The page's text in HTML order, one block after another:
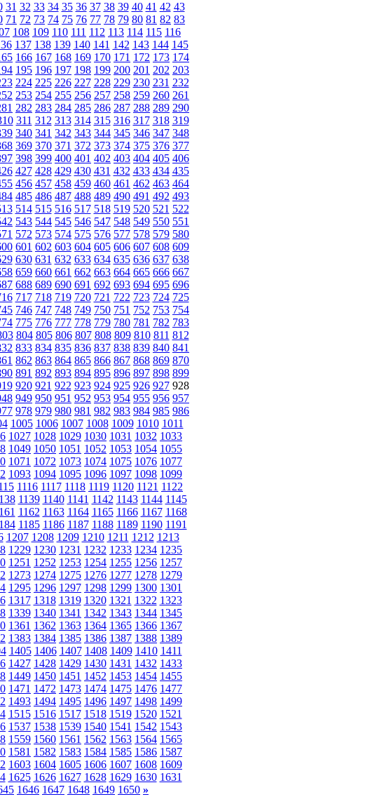
31 32 33 34 35 36 37 38 39 40 41 42 43
71 72 73 74 75 76 77 78 79 80 81 82 83
108 109 110 111 112 113 114 115 116
137 138 139 140 141 142 143 144 145
166 167 168 169 170 171 172 173 174
195 196 197 198 199 200 201 202 203
224 225 226 227 228 229 230 231 232
253 254 255 256 257 258 259 260 261
282 283 284 285 286 287 288 289 290
311 312 313 314 315 316 317 318 319
340 341 342 343 344 345 346 347 348
369 370 371 372 373 374 375 376 377
398 399 400 401 402 403 404 405 406
427 428 429 430 431 432 433 434 435
456 457 458 459 460 461 462 463 464
485 486 487 488 489 490 491 492 493
514 515 516 517 518 519 520 521 522
543 544 545 546 547 548 549 550 551
572 573 574 575 576 577 578 579 580
601 602 603 604 605 606 607 608 609
630 631 632 633 634 635 636 637 638
659 660 661 662 663 664 665 666 667
688 689 690 691 692 693 694 695 696
717 718 719 720 721 722 723 724 725
746 747 748 749 750 751 752 753 754
775 776 777 778 779 780 781 782 783
804 805 806 807 808 809 810 811 812
833 834 835 836 837 838 839 840 841
862 863 864 865 866 867 868 869 870
891 892 893 894 895 896 897 898 899
920 921 922 923 924 925 926 927928
949 950 951 952 953 954 955 956 957
978 979 980 981 982 983 984 985 986
1005 1006 1007 1008 1009 1010 1011
1027 1028 1029 1030 1031 1032 1033
1049 1050 1051 1052 1053 1054 1055
1071 1072 1073 1074 1075 1076 1077
1093 1094 1095 1096 1097 1098 1099
1116 1117 1118 1119 1120 1121 1122
1139 1140 1141 1142 1143 1144 1145
1162 1163 1164 1165 1166 1167 1168
1185 1186 1187 1188 1189 1190 1191
1207 1208 1209 1210 1211 1212 1213
1229 1230 1231 1232 1233 1234 1235
1251 1252 1253 1254 1255 1256 1257
1273 1274 1275 1276 1277 1278 1279
1295 1296 1297 1298 1299 1300 1301
1317 1318 1319 1320 1321 1322 1323
1339 1340 1341 1342 1343 1344 1345
1361 1362 1363 1364 1365 1366 1367
1383 1384 1385 1386 1387 1388 1389
1405 1406 1407 1408 1409 1410 1411
1427 1428 1429 1430 1431 1432 1433
1449 1450 1451 1452 1453 1454 1455
1471 1472 1473 1474 1475 1476 1477
1493 1494 1495 1496 1497 1498 1499
1515 1516 1517 1518 1519 1520 1521
1537 1538 1539 1540 1541 1542 1543
1559 1560 1561 1562 1563 1564 1565
1581 1582 1583 1584 1585 1586 1587
1603 1604 1605 1606 1607 1608 1609
1625 1626 1627 1628 1629 1630 1631
1646 1647 1648 1649 1650 »